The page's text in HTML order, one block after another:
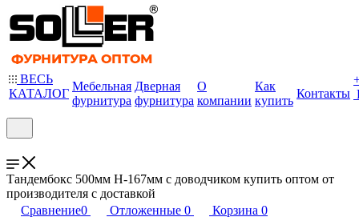
ВЕСЬ
КАТАЛОГ
Мебельная
фурнитура
Дверная
фурнитура
О
компании
Как
купить
Контакты
Тандембокс 500мм Н-167мм с доводчиком купить оптом от
производителя с доставкой
Сравнение0 Отложенные 0 Корзина 0